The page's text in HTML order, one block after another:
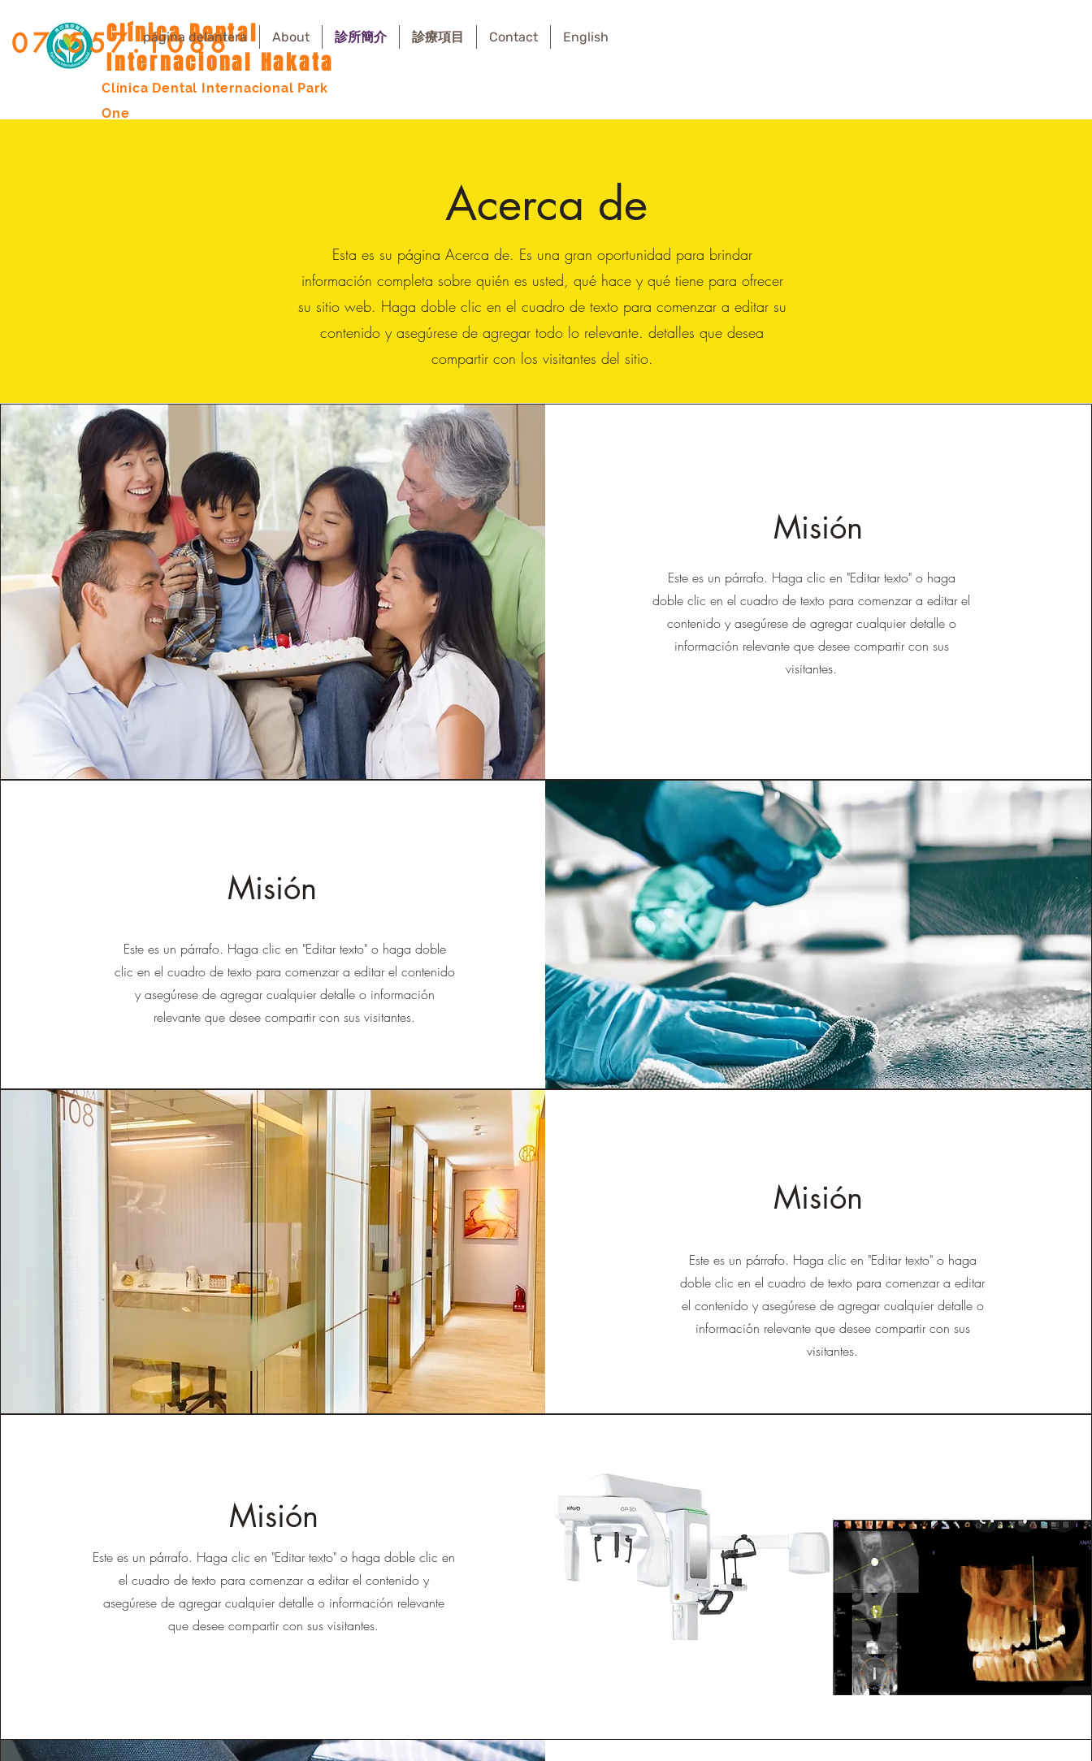
Clínica Dental
Internacional Hakata
Clínica Dental Internacional Park
One
07.557.1088
página delantera About 診所簡介 診療項目 Contact English
Acerca de
Esta es su página Acerca de. Es una gran oportunidad para brindar
información completa sobre quién es usted, qué hace y qué tiene para ofrecer
su sitio web. Haga doble clic en el cuadro de texto para comenzar a editar su
contenido y asegúrese de agregar todo lo relevante. detalles que desea
compartir con los visitantes del sitio.
Misión
Este es un párrafo. Haga clic en "Editar texto" o haga
doble clic en el cuadro de texto para comenzar a editar el
contenido y asegúrese de agregar cualquier detalle o
información relevante que desee compartir con sus
visitantes.
Misión
Este es un párrafo. Haga clic en "Editar texto" o haga doble
clic en el cuadro de texto para comenzar a editar el contenido
y asegúrese de agregar cualquier detalle o información
relevante que desee compartir con sus visitantes.
Misión
Este es un párrafo. Haga clic en "Editar texto" o haga
doble clic en el cuadro de texto para comenzar a editar
el contenido y asegúrese de agregar cualquier detalle o
información relevante que desee compartir con sus
visitantes.
Misión
Este es un párrafo. Haga clic en "Editar texto" o haga doble clic en
el cuadro de texto para comenzar a editar el contenido y
asegúrese de agregar cualquier detalle o información relevante
que desee compartir con sus visitantes.